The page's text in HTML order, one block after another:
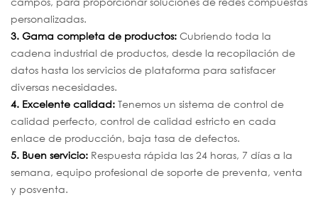
personalizadas.
3. Gama completa de productos: Cubriendo toda la
cadena industrial de productos, desde la recopilación de
datos hasta los servicios de plataforma para satisfacer
diversas necesidades.
4. Excelente calidad: Tenemos un sistema de control de
calidad perfecto, control de calidad estricto en cada
enlace de producción, baja tasa de defectos.
5. Buen servicio: Respuesta rápida las 24 horas, 7 días a la
semana, equipo profesional de soporte de preventa, venta
y posventa.